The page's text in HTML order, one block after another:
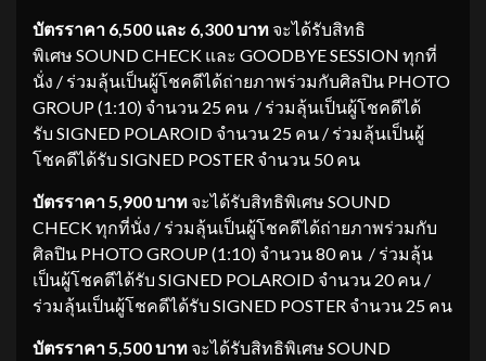
บัตรราคา 6,500 และ 6,300บาท จะได้รับสิทธิ
พิเศษ SOUND CHECK และ GOODBYE SESSION ทุกที่
นั่ง / ร่วมลุ้นเป็นผู้โชคดีได้ถ่ายภาพร่วมกับศิลปิน PHOTO
GROUP (1:10) จำนวน 25 คน / ร่วมลุ้นเป็นผู้โชคดีได้
รับ SIGNED POLAROID จำนวน 25 คน / ร่วมลุ้นเป็นผู้
โชคดีได้รับ SIGNED POSTER จำนวน 50 คน
บัตรราคา 5,900บาท จะได้รับสิทธิพิเศษ SOUND
CHECK ทุกที่นั่ง / ร่วมลุ้นเป็นผู้โชคดีได้ถ่ายภาพร่วมกับ
ศิลปิน PHOTO GROUP (1:10) จำนวน 80 คน / ร่วมลุ้น
เป็นผู้โชคดีได้รับ SIGNED POLAROID จำนวน 20 คน /
ร่วมลุ้นเป็นผู้โชคดีได้รับ SIGNED POSTER จำนวน 25 คน
บัตรราคา 5,500บาท จะได้รับสิทธิพิเศษ SOUND